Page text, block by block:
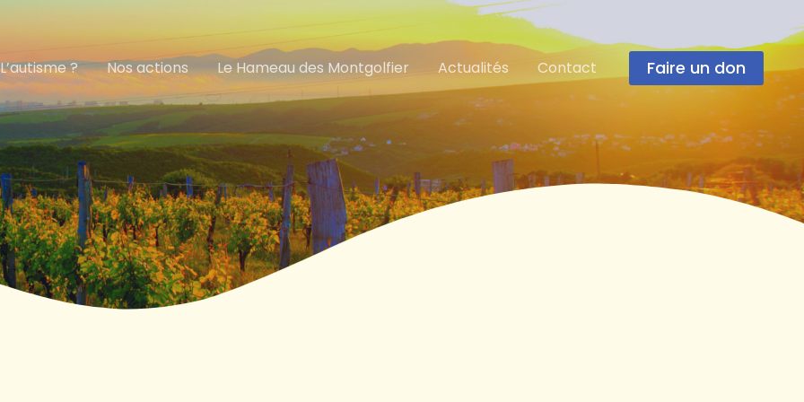
L’autisme ? Nos actions Le Hameau des Montgolfier Actualités Contact Faire un don